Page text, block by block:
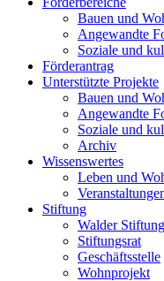
Bauen und
Ange­wand­te
Soziale und
Förderantrag
Unterstützte Projekte
Bauen und
Ange­wand­te
Soziale und
Archiv
Wissenswertes
Leben und
Stiftung
Walder Stiftung
Stiftungsrat
Geschäftsstelle
Wohnprojekt